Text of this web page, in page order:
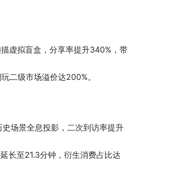
虚拟盲盒，分享率提升340%，带
二级市场溢价达200%。
史场景全息投影，二次到访率提升
长至21.3分钟，衍生消费占比达